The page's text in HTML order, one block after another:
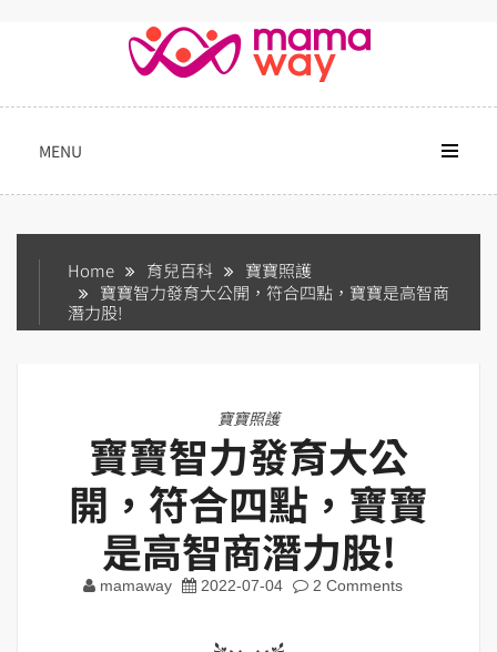
MENU
Home 育兒百科
寶寶照護
寶寶智力發育大公開，符合四點，寶寶是高智商
潛力股!
寶寶照護
寶寶智力發育大公
開，符合四點，寶寶
是高智商潛力股!
mamaway 2022-07-04 2 Comments